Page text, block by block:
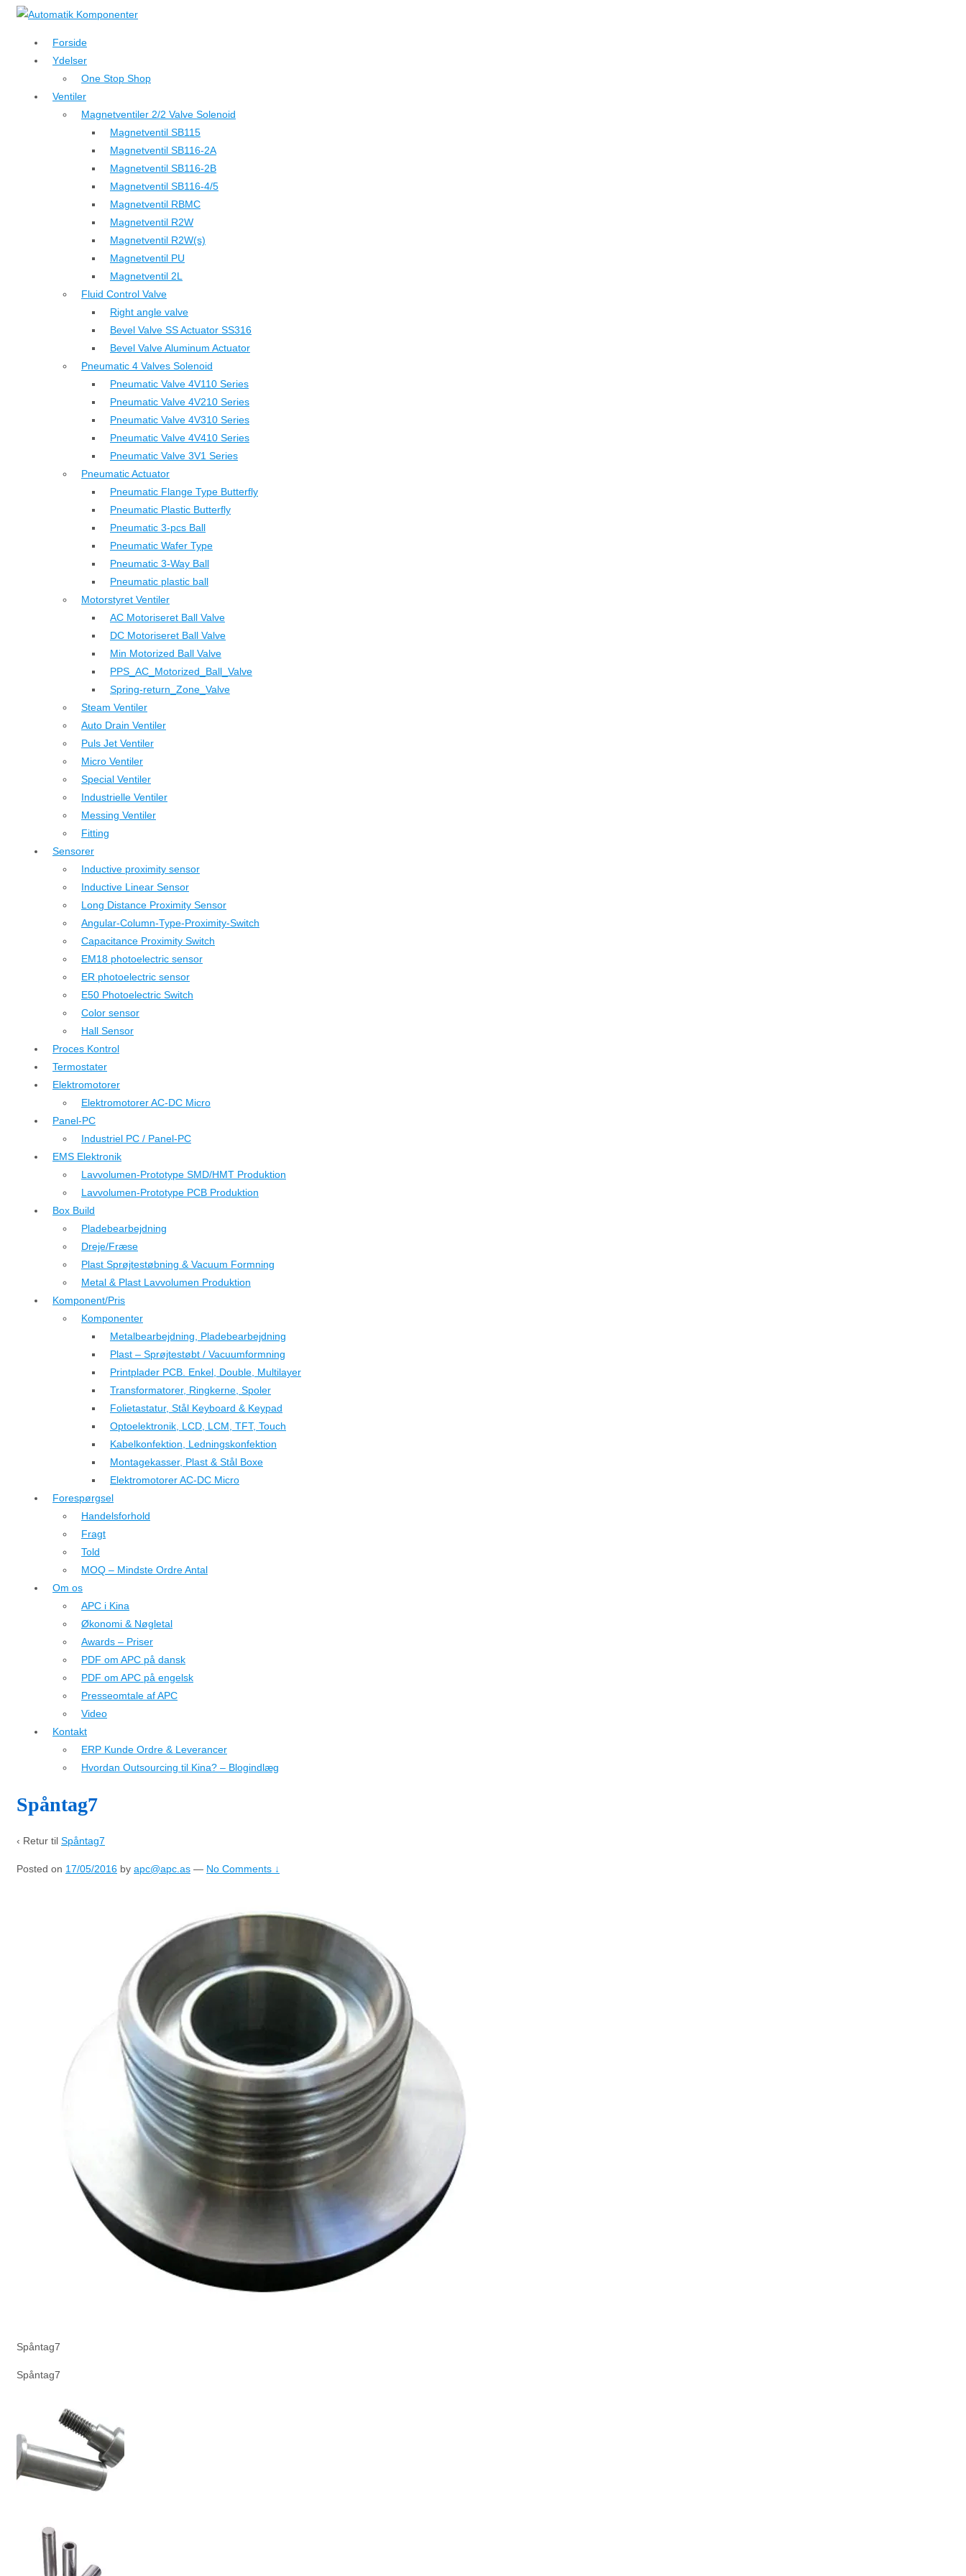
↓
hovedindhold
Forside
Ydelser
One Stop Shop
Ventiler
Magnetventiler 2/2 Valve Solenoid
Magnetventil SB115
Magnetventil SB116-2A
Magnetventil SB116-2B
Magnetventil SB116-4/5
Magnetventil RBMC
Magnetventil R2W
Magnetventil R2W(s)
Magnetventil PU
Magnetventil 2L
Fluid Control Valve
Right angle valve
Bevel Valve SS Actuator SS316
Bevel Valve Aluminum Actuator
Pneumatic 4 Valves Solenoid
Pneumatic Valve 4V110 Series
Pneumatic Valve 4V210 Series
Pneumatic Valve 4V310 Series
Pneumatic Valve 4V410 Series
Pneumatic Valve 3V1 Series
Pneumatic Actuator
Pneumatic Flange Type Butterfly
Pneumatic Plastic Butterfly
Pneumatic 3-pcs Ball
Pneumatic Wafer Type
Pneumatic 3-Way Ball
Pneumatic plastic ball
Motorstyret Ventiler
AC Motoriseret Ball Valve
DC Motoriseret Ball Valve
Min Motorized Ball Valve
PPS_AC_Motorized_Ball_Valve
Spring-return_Zone_Valve
Steam Ventiler
Auto Drain Ventiler
Puls Jet Ventiler
Micro Ventiler
Special Ventiler
Industrielle Ventiler
Messing Ventiler
Fitting
Sensorer
Inductive proximity sensor
Inductive Linear Sensor
Long Distance Proximity Sensor
Angular-Column-Type-Proximity-Switch
Capacitance Proximity Switch
EM18 photoelectric sensor
ER photoelectric sensor
E50 Photoelectric Switch
Color sensor
Hall Sensor
Proces Kontrol
Termostater
Elektromotorer
Elektromotorer AC-DC Micro
Panel-PC
Industriel PC / Panel-PC
EMS Elektronik
Lavvolumen-Prototype SMD/HMT Produktion
Lavvolumen-Prototype PCB Produktion
Box Build
Pladebearbejdning
Dreje/Fræse
Plast Sprøjtestøbning & Vacuum Formning
Metal & Plast Lavvolumen Produktion
Komponent/Pris
Komponenter
Metalbearbejdning, Pladebearbejdning
Plast – Sprøjtestøbt / Vacuumformning
Printplader PCB. Enkel, Double, Multilayer
Transformatorer, Ringkerne, Spoler
Folietastatur, Stål Keyboard & Keypad
Optoelektronik, LCD, LCM, TFT, Touch
Kabelkonfektion, Ledningskonfektion
Montagekasser, Plast & Stål Boxe
Elektromotorer AC-DC Micro
Forespørgsel
Handelsforhold
Fragt
Told
MOQ – Mindste Ordre Antal
Om os
APC i Kina
Økonomi & Nøgletal
Awards – Priser
PDF om APC på dansk
PDF om APC på engelsk
Presseomtale af APC
Video
Kontakt
ERP Kunde Ordre & Leverancer
Hvordan Outsourcing til Kina? – Blogindlæg
Spåntag7
‹ Retur til Spåntag7
Posted on 17/05/2016 by apc@apc.as — No Comments ↓
Spåntag7
Spåntag7